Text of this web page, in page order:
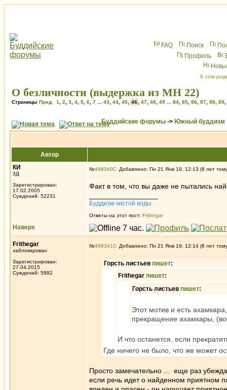
FAQ Поиск
Профиль
В этом
О безличности (выдержка из МН 22)
Страницы Пред. 1 2 3 4 5 6 7 43 44 45 46 47 48 49 84 85 86 87 88 89
Буддийские форумы -> Южный буддизм
Автор
КИ
3Д
Зарегистрирован:
17.02.2005
Суждений: 52231
№466340 Добавлено: Пн 21 Янв 19, 12:13 (8 лет
Факт в том, что вы даже не пытались
Буддизм чистой воды
Ответы на этот пост: Frithegar
Наверх
Frithegar
заблокирован
Зарегистрирован:
27.04.2015
Суждений: 5882
№466341 Добавлено: Пн 21 Янв 19, 12:14 (8 лет
Горсть листьев пишет:
Frithegar пишет:
Горсть листьев пишет:
Этот мотив и есть
прекращение ахамкары,
И что останется, если
Где ничего не было, что же может
Просто замечательно ... еще раз
если речь идет о найденном приятном